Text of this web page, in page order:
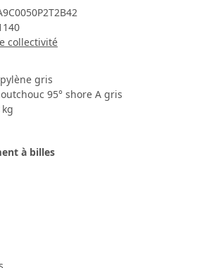
collectivité
gris
95° shore A gris
à billes